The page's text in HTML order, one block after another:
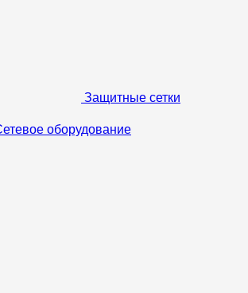
Защитные сетки
оборудование